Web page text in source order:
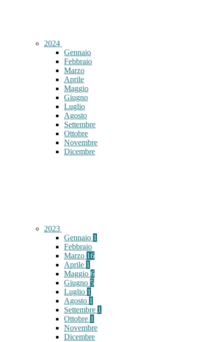
2024
Gennaio
Febbraio
Marzo
Aprile
Maggio
Giugno
Luglio
Agosto
Settembre
Ottobre
Novembre
Dicembre
2023
Gennaio 1
Febbraio
Marzo 16
Aprile 1
Maggio 6
Giugno 5
Luglio 1
Agosto 1
Settembre 1
Ottobre 1
Novembre
Dicembre